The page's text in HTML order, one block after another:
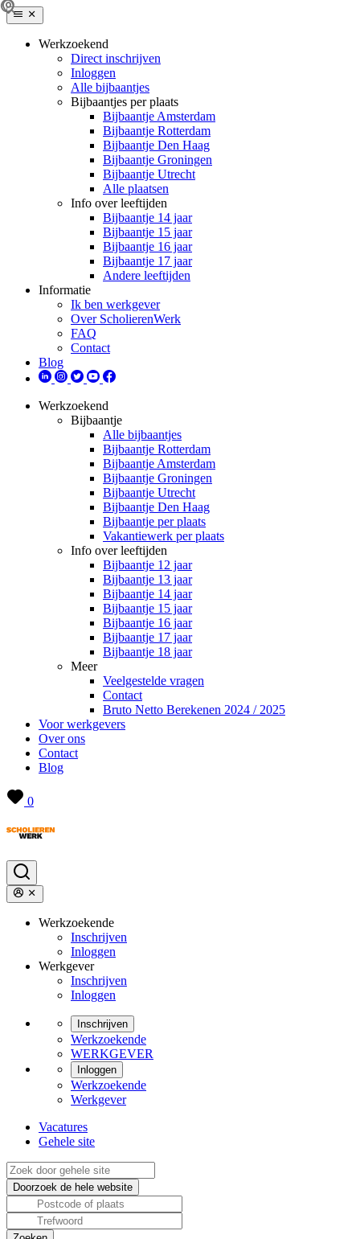
Werkzoekend
Direct inschrijven
Inloggen
Alle bijbaantjes
Bijbaantjes per plaats
Bijbaantje Amsterdam
Bijbaantje Rotterdam
Bijbaantje Den Haag
Bijbaantje Groningen
Bijbaantje Utrecht
Alle plaatsen
Info over leeftijden
Bijbaantje 14 jaar
Bijbaantje 15 jaar
Bijbaantje 16 jaar
Bijbaantje 17 jaar
Andere leeftijden
Informatie
Ik ben werkgever
Over ScholierenWerk
FAQ
Contact
Blog
Werkzoekend
Bijbaantje
Alle bijbaantjes
Bijbaantje Rotterdam
Bijbaantje Amsterdam
Bijbaantje Groningen
Bijbaantje Utrecht
Bijbaantje Den Haag
Bijbaantje per plaats
Vakantiewerk per plaats
Info over leeftijden
Bijbaantje 12 jaar
Bijbaantje 13 jaar
Bijbaantje 14 jaar
Bijbaantje 15 jaar
Bijbaantje 16 jaar
Bijbaantje 17 jaar
Bijbaantje 18 jaar
Meer
Veelgestelde vragen
Contact
Bruto Netto Berekenen 2024 / 2025
Voor werkgevers
Over ons
Contact
Blog
0
Werkzoekende
Inschrijven
Inloggen
Werkgever
Inschrijven
Inloggen
Inschrijven
Werkzoekende
WERKGEVER
Inloggen
Werkzoekende
Werkgever
Vacatures
Gehele site